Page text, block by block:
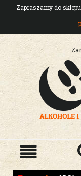
Zapraszamy do